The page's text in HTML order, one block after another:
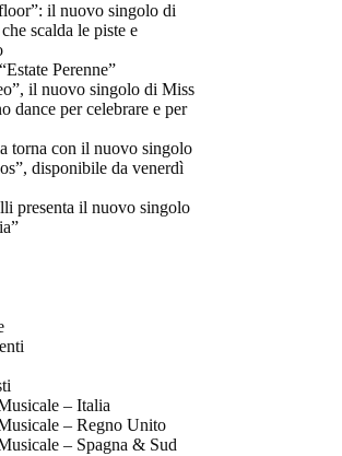
il nuovo singolo di
scalda le piste e
Perenne”
il nuovo singolo di Miss
dance per celebrare e per
torna con il nuovo singolo
disponibile da venerdì
presenta il nuovo singolo
– Italia
– Regno Unito
– Spagna & Sud